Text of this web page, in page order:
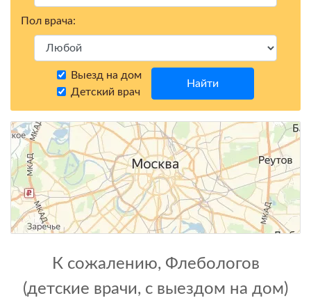
Пол врача:
Выезд на дом
Детский врач
Найти
К сожалению, Флебологов
(детские врачи, с выездом на дом)